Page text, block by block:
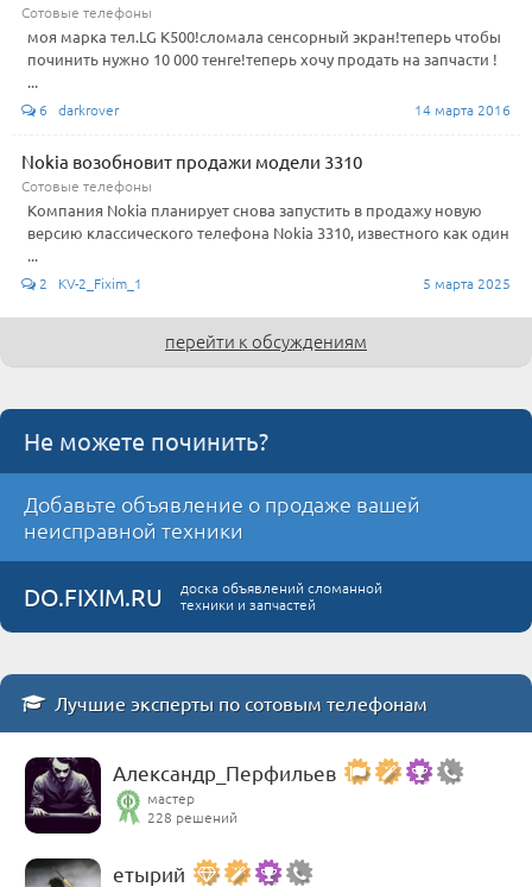
Сотовые телефоны
моя марка тел.LG K500!сломала сенсорный экран!теперь чтобы
починить нужно 10 000 тенге!теперь хочу продать на запчасти !
...
6 darkrover 14 марта 2016
Nokia возобновит продажи модели 3310
Сотовые телефоны
Компания Nokia планирует снова запустить в продажу новую
версию классического телефона Nokia 3310, известного как один
...
2 KV-2_Fixim_1 5 марта 2025
перейти к обсуждениям
Не можете починить?
Добавьте объявление о продаже вашей
неисправной техники
DO.FIXIM.RU
доска объявлений сломанной
техники и запчастей
Лучшие эксперты по сотовым телефонам
Александр_Перфильев
мастер
228 решений
етырий